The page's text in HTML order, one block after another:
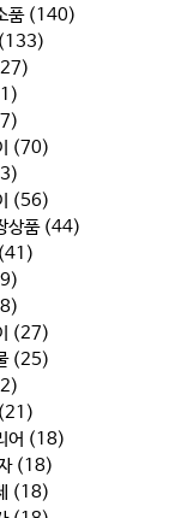
품 (140)
(70)
(56)
상품 (44)
(27)
(25)
어 (18)
(18)
(18)